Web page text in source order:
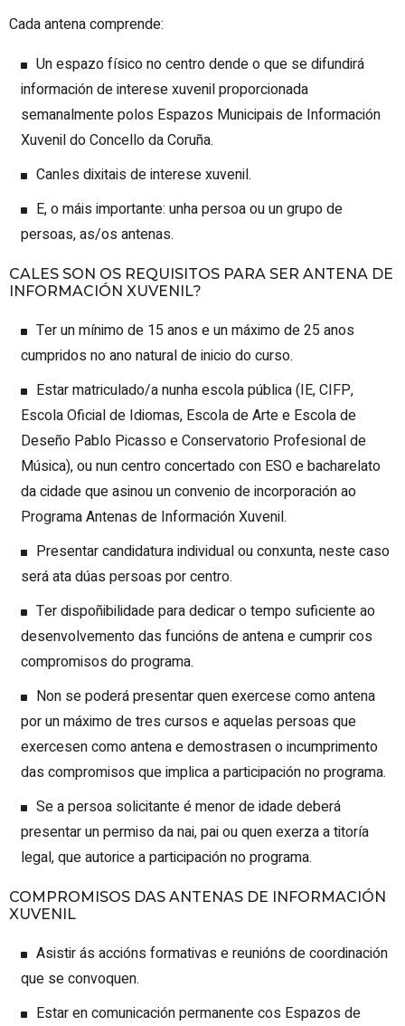
Cada antena comprende:
Un espazo físico no centro dende o que se difundirá
información de interese xuvenil proporcionada
semanalmente polos Espazos Municipais de Información
Xuvenil do Concello da Coruña.
Canles dixitais de interese xuvenil.
E, o máis importante: unha persoa ou un grupo de
persoas, as/os antenas.
CALES SON OS REQUISITOS PARA SER ANTENA DE
INFORMACIÓN XUVENIL?
Ter un mínimo de 15 anos e un máximo de 25 anos
cumpridos no ano natural de inicio do curso.
Estar matriculado/a nunha escola pública (IE, CIFP,
Escola Oficial de Idiomas, Escola de Arte e Escola de
Deseño Pablo Picasso e Conservatorio Profesional de
Música), ou nun centro concertado con ESO e bacharelato
da cidade que asinou un convenio de incorporación ao
Programa Antenas de Información Xuvenil.
Presentar candidatura individual ou conxunta, neste caso
será ata dúas persoas por centro.
Ter dispoñibilidade para dedicar o tempo suficiente ao
desenvolvemento das funcións de antena e cumprir cos
compromisos do programa.
Non se poderá presentar quen exercese como antena
por un máximo de tres cursos e aquelas persoas que
exercesen como antena e demostrasen o incumprimento
das compromisos que implica a participación no programa.
Se a persoa solicitante é menor de idade deberá
presentar un permiso da nai, pai ou quen exerza a titoría
legal, que autorice a participación no programa.
COMPROMISOS DAS ANTENAS DE INFORMACIÓN
XUVENIL
Asistir ás accións formativas e reunións de coordinación
que se convoquen.
Estar en comunicación permanente cos Espazos de